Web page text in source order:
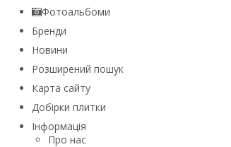
Фотоальбоми
Бренди
Новини
Розширений пошук
Карта сайту
Добірки плитки
Інформація
Про нас